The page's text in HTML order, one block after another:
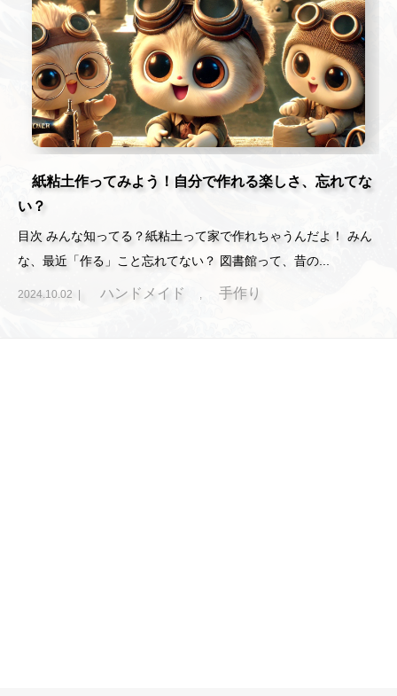
紙粘土作ってみよう！自分で作れる楽しさ、忘れてな
い？
目次 みんな知ってる？紙粘土って家で作れちゃうんだよ！ みん
な、最近「作る」こと忘れてない？ 図書館って、昔の...
2024.10.02 ハンドメイド , 手作り